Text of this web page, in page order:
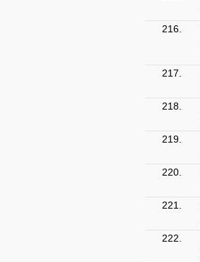
216.
217.
218.
219.
220.
221.
222.